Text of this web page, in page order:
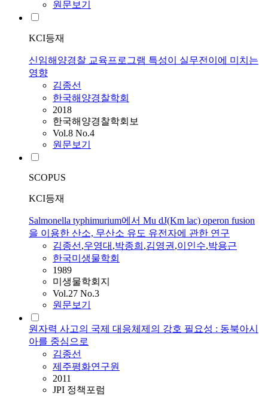
원문보기
KCI등재
신임해양경찰 교육프로그램 특성이 실무전이에 미치는
영향
김종선
한국해양경찰학회
2018
한국해양경찰학회보
Vol.8 No.4
원문보기
SCOPUS
KCI등재
Salmonella typhimurium에서 Mu dJ(Km lac) operon fusion
을 이용한 산소, 무산소 유도 유전자에 관한 연구
김종선,우영대 ,박종희 ,김영권,이인수,박용근
한국미생물학회
1989
미생물학회지
Vol.27 No.3
원문보기
원자력 사고의 국제 대응체제의 강호 필요성 : 동북아시
아를 중심으로
김종선
제주평화연구원
2011
JPI 정책포럼